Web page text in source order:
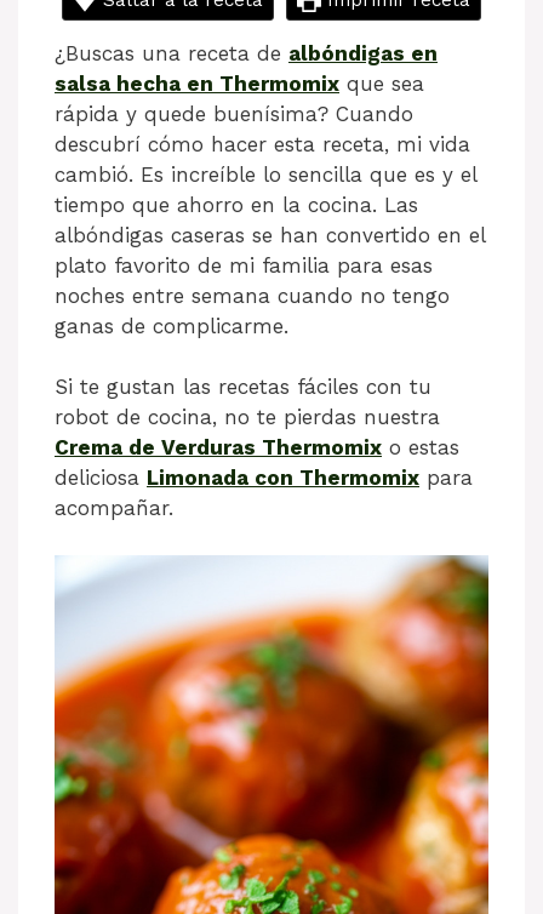
¿Buscas una receta de albóndigas en
salsa hecha en Thermomix que sea
rápida y quede buenísima? Cuando
descubrí cómo hacer esta receta, mi vida
cambió. Es increíble lo sencilla que es y el
tiempo que ahorro en la cocina. Las
albóndigas caseras se han convertido en el
plato favorito de mi familia para esas
noches entre semana cuando no tengo
ganas de complicarme.
Si te gustan las recetas fáciles con tu
robot de cocina, no te pierdas nuestra
Crema de Verduras Thermomix o estas
deliciosa Limonada con Thermomix para
acompañar.